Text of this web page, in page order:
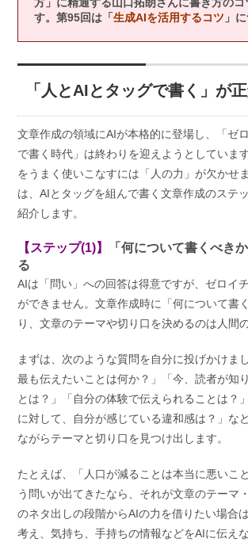
す。第95回は「 生成AIを活用するコツ 」
「人とAIとタッグで書く」が
文章作成の領域にAIが本格的に登場し、「ゼ
で書く時代」は終わりを迎えようとしていま
をうまく使いこなすには「人の力」が欠かせ
は、AIとタッグを組んで書く文章作成のステ
紹介します。
【ステップ(1)】
「何について書くべき
る
AIは「問い」への回答は得意ですが、ゼロイ
ができません。文章作成時に「何について書
り、文章のテーマや切り口を決めるのは人間
まずは、次のような質問を自分に投げかけま
最も伝えたいことは何か？」「今、読者が知
とは？」「自分の体験で伝えられることは？
に対して、自分が感じている違和感は？」な
ながらテーマと切り口を見つけ出します。
たとえば、「人口が減ることは本当に悪いこ
う問いが出てきたなら、それが文章のテーマ
のネタ出しの段階からAIの力を借りたい場合
考え、気持ち、手持ちの情報などをAIに伝え